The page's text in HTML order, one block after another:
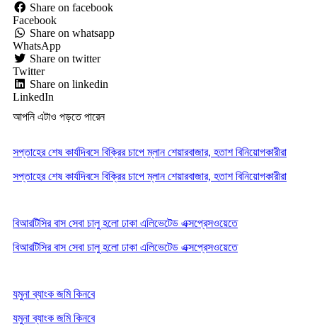
Share on facebook
Facebook
Share on whatsapp
WhatsApp
Share on twitter
Twitter
Share on linkedin
LinkedIn
আপনি এটাও পড়তে পারেন
সপ্তাহের শেষ কার্যদিবসে বিক্রির চাপে ম্লান শেয়ারবাজার, হতাশ বিনিয়োগকারীরা
সপ্তাহের শেষ কার্যদিবসে বিক্রির চাপে ম্লান শেয়ারবাজার, হতাশ বিনিয়োগকারীরা
বিআরটিসির বাস সেবা চালু হলো ঢাকা এলিভেটেড এক্সপ্রেসওয়েতে
বিআরটিসির বাস সেবা চালু হলো ঢাকা এলিভেটেড এক্সপ্রেসওয়েতে
যমুনা ব্যাংক জমি কিনবে
যমুনা ব্যাংক জমি কিনবে